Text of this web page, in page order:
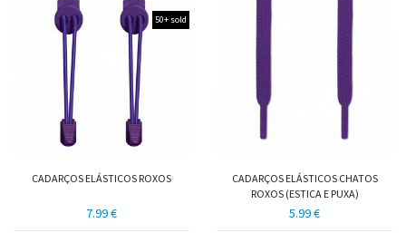
50+ sold
CADARÇOS ELÁSTICOS ROXOS
7.99 €
CADARÇOS ELÁSTICOS CHATOS
ROXOS (ESTICA E PUXA)
5.99 €